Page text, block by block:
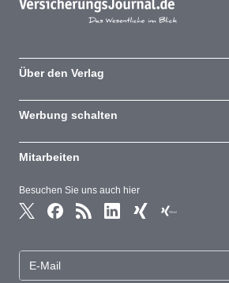
Besuchen Sie uns auch hier
Über den Verlag
Werbung schalten
Mitarbeiten